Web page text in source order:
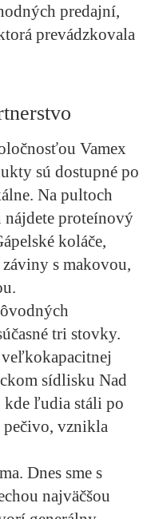
predajní,
prevádzkovala
Vamex
sú dostupné po
Na pultoch
proteínový
koláče,
s makovou,
tri stovky.
sídlisku Nad
kde ľudia stáli po
pečivo, vznikla
Dnes sme s
najväčšou